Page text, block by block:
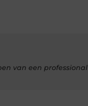
van een professional